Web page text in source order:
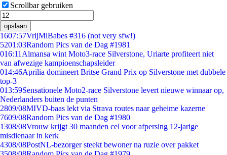
Scrollbar gebruiken
opslaan
1607:57VrijMiBabes #316 (not very sfw!)
5201:03Random Pics van de Dag #1981
016:11 Almansa wint Moto3-race Silverstone, Uriarte profiteert niet
van afwezige kampioenschapsleider
014:46Aprilia domineert Britse Grand Prix op Silverstone met dubbele
top-3
013:59Sensationele Moto2-race Silverstone levert nieuwe winnaar op,
Nederlanders buiten de punten
2809/08MIVD-baas lekt via Strava routes naar geheime kazerne
7609/08Random Pics van de Dag #1980
1308/08Vrouw krijgt 30 maanden cel voor afpersing 12-jarige
misdienaar in kerk
4308/08PostNL-bezorger steekt bewoner na ruzie over pakket